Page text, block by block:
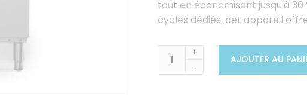
tout en économisant jusqu'à
cycles dédiés, cet appareil
+
-
AJOUTER AU